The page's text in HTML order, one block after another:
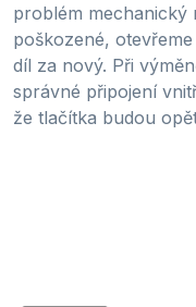
problém mechanický
poškozené,
díl za nový. Při
správné připojení
že tlačítka budou